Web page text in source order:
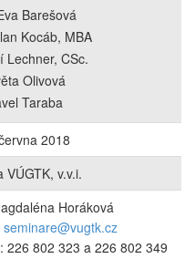
Barešová
Kocáb, MBA
Lechner, CSc.
Olivová
Taraba
2018
VÚGTK, v.v.i.
Horáková
seminare@vugtk.cz
226 802 323 a 226 802 349